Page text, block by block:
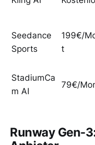
Seedance
Sports
199€/
t
StadiumCa
m AI
79€/
Runway Gen-